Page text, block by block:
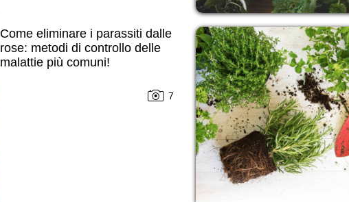
Come eliminare i parassiti dalle
rose: metodi di controllo delle
malattie più comuni!
7